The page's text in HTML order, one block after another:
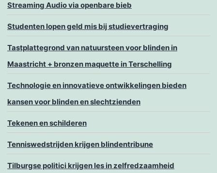
Streaming Audio via openbare bieb
Studenten lopen geld mis bij studievertraging
Tastplattegrond van natuursteen voor blinden in
Maastricht + bronzen maquette in Terschelling
Technologie en innovatieve ontwikkelingen bieden
kansen voor blinden en slechtzienden
Tekenen en schilderen
Tenniswedstrijden krijgen blindentribune
Tilburgse politici krijgen les in zelfredzaamheid